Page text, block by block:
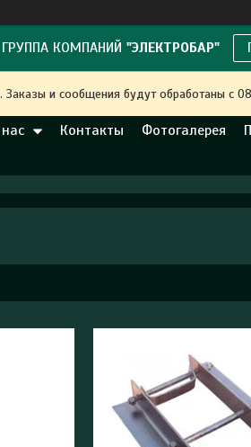
ГРУППА КОМПАНИЙ "ЭЛЕКТРОБАР"
Заказы и сообщения будут обработаны с
Контакты Фотогалерея